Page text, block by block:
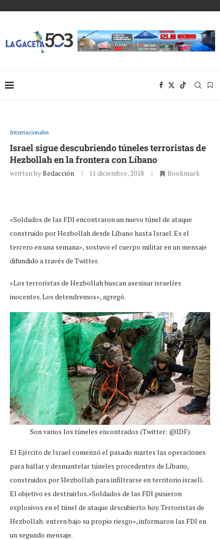
Internacionales
Israel sigue descubriendo túneles terroristas de
Hezbollah en la frontera con Líbano
written byRedacción 11 diciembre, 2018 Bookmark
«Soldados de las FDI encontraron un nuevo túnel de ataque
construido por Hezbollah desde Líbano hasta Israel. Es el
tercero en una semana», sostuvo el cuerpo militar en un mensaje
difundido a través de Twitter.
«Los terroristas de Hezbollah buscan asesinar israelíes
inocentes. Los detendremos», agregó.
Son varios los túneles encontrados (Twitter: @IDF)
El Ejército de Israel comenzó el pasado martes las operaciones
para hallar y desmantelar túneles procedentes de Líbano,
construidos por Hezbollah para infiltrarse en territorio israelí.
El objetivo es destruirlos.»Soldados de las FDI pusieron
explosivos en el túnel de ataque descubierto hoy. Terroristas de
Hezbollah: entren bajo su propio riesgo», informaron las FDI en
un segundo mensaje.